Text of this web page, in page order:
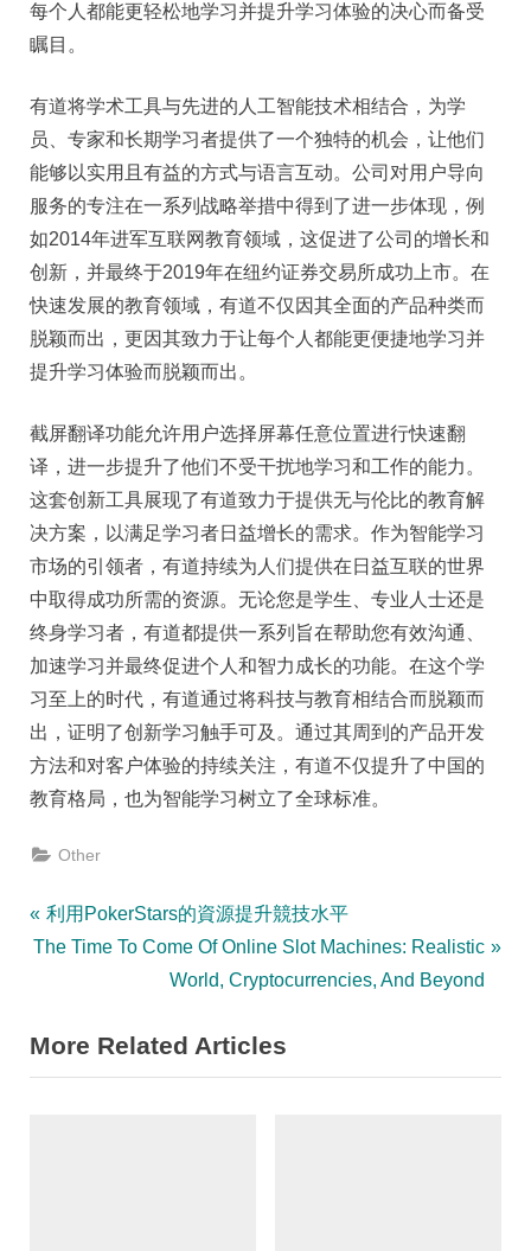
每个人都能更轻松地学习并提升学习体验的决心而备受
瞩目。
有道将学术工具与先进的人工智能技术相结合，为学
员、专家和长期学习者提供了一个独特的机会，让他们
能够以实用且有益的方式与语言互动。公司对用户导向
服务的专注在一系列战略举措中得到了进一步体现，例
如2014年进军互联网教育领域，这促进了公司的增长和
创新，并最终于2019年在纽约证券交易所成功上市。在
快速发展的教育领域，有道不仅因其全面的产品种类而
脱颖而出，更因其致力于让每个人都能更便捷地学习并
提升学习体验而脱颖而出。
截屏翻译功能允许用户选择屏幕任意位置进行快速翻
译，进一步提升了他们不受干扰地学习和工作的能力。
这套创新工具展现了有道致力于提供无与伦比的教育解
决方案，以满足学习者日益增长的需求。作为智能学习
市场的引领者，有道持续为人们提供在日益互联的世界
中取得成功所需的资源。无论您是学生、专业人士还是
终身学习者，有道都提供一系列旨在帮助您有效沟通、
加速学习并最终促进个人和智力成长的功能。在这个学
习至上的时代，有道通过将科技与教育相结合而脱颖而
出，证明了创新学习触手可及。通过其周到的产品开发
方法和对客户体验的持续关注，有道不仅提升了中国的
教育格局，也为智能学习树立了全球标准。
Other
Post
navigation
P
r
i
o
利用PokerStars的資源提升競技水平
N
t
P
The Time To Come Of Online Slot Machines: Realistic
World, Cryptocurrencies, And Beyond
More Related Articles